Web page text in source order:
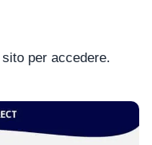
per accedere.